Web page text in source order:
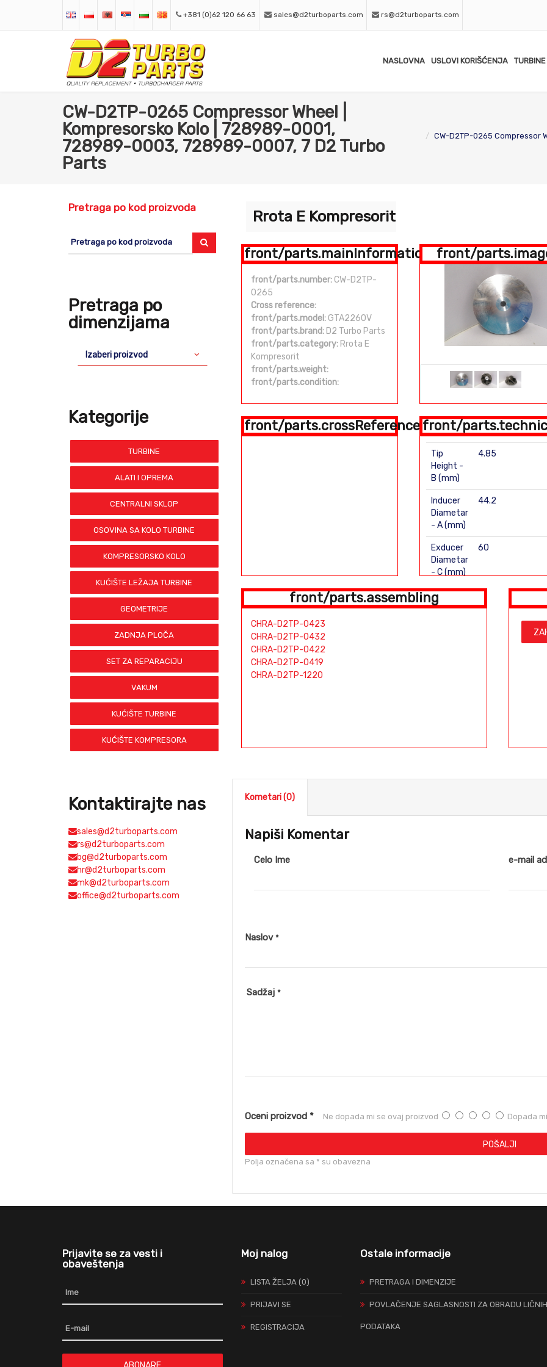
+381 (0)62 120 66 63 sales@d2turboparts.com rs@d2turboparts.com
NASLOVNA USLOVI KORIŠĆENJA TURBINE
CW-D2TP-0265 Compressor Wheel |
Kompresorsko Kolo | 728989-0001,
728989-0003, 728989-0007, 7 D2 Turbo
Parts
CW-D2TP-0265 Compressor
Pretraga po kod proizvoda
Pretraga po
dimenzijama
Izaberi proizvod
Kategorije
TURBINE
ALATI I OPREMA
CENTRALNI SKLOP
OSOVINA SA KOLO TURBINE
KOMPRESORSKO KOLO
KUĆIŠTE LEŽAJA TURBINE
GEOMETRIJE
ZADNJA PLOČA
SET ZA REPARACIJU
VAKUM
KUĆIŠTE TURBINE
KUĆIŠTE KOMPRESORA
Kontaktirajte nas
sales@d2turboparts.com
rs@d2turboparts.com
bg@d2turboparts.com
hr@d2turboparts.com
mk@d2turboparts.com
office@d2turboparts.com
Rrota E Kompresorit
front/parts.mainInformation
front/parts.number:CW-D2TP-
0265
Cross reference:
front/parts.model:GTA2260V
front/parts.brand:D2 Turbo Parts
front/parts.category:Rrota E
Kompresorit
front/parts.weight:
front/parts.condition:
front/
front/parts.crossReference front/
Tip
Height -
B (mm)
4.85
Inducer
Diametar
- A (mm)
44.2
Exducer
Diametar
- C (mm)
60
Total
Height -
front/parts.assembling
CHRA-D2TP-0423
CHRA-D2TP-0432
CHRA-D2TP-0422
CHRA-D2TP-0419
CHRA-D2TP-1220
Kometari (0)
Napiši Komentar
Celo Ime e-mail
Naslov *
Sadžaj *
Oceni proizvod *Ne dopada mi se ovaj proizvod Dopada
POŠALJI
Polja označena sa * su obavezna
Prijavite se za vesti i
obaveštenja
Moj nalog
LISTA ŽELJA (0)
PRIJAVI SE
REGISTRACIJA
Ostale informacije
PRETRAGA I DIMENZIJE
POVLAČENJE SAGLASNOSTI ZA OBRADU LIČNIH
PODATAKA